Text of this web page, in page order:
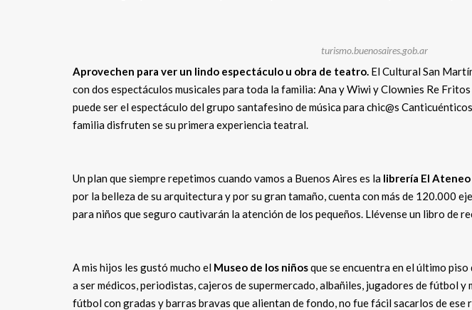
turismo.buenosaires.gob.ar
Aprovechen para ver un lindo espectáculo u obra de teatro. El Cultural San
con dos espectáculos musicales para toda la familia: Ana y Wiwi y Clownies Re
puede ser el espectáculo del grupo santafesino de música para chic@s
familia disfruten se su primera experiencia teatral.
Un plan que siempre repetimos cuando vamos a Buenos Aires es la librería El Ateneo
por la belleza de su arquitectura y por su gran tamaño, cuenta con más de 120.000
para niños que seguro cautivarán la atención de los pequeños. Llévense un libro de
A mis hijos les gustó mucho el Museo de los niñosque se encuentra en el último piso
a ser médicos, periodistas, cajeros de supermercado, albañiles, jugadores de fútbol y
fútbol con gradas y barras bravas que alientan de fondo, no fue fácil sacarlos de ese